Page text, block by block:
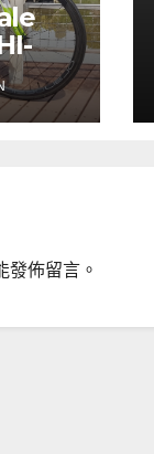
發佈留言。